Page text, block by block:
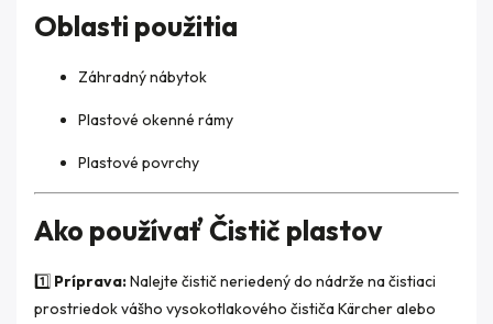
Oblasti použitia
Záhradný nábytok
Plastové okenné rámy
Plastové povrchy
Ako používať Čistič plastov
1️⃣ Príprava:Nalejte čistič neriedený do nádrže na čistiaci
prostriedok vášho vysokotlakového čističa Kärcher alebo